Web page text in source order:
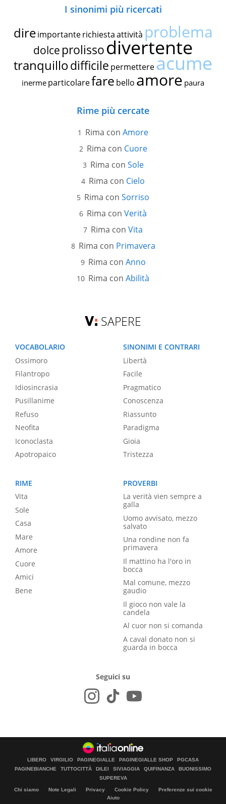
I sinonimi più ricercati
dire importante richiestaattività problema
dolce prolissodivertente
tranquillodifficile permettereacume
inerme particolarefare bello amore paura
Rime più cercate
Rima con Amore
Rima con Cuore
Rima con Sole
Rima con Cielo
Rima con Sorriso
Rima con Verità
Rima con Vita
Rima con Primavera
Rima con Anno
Rima con Abilità
SAPERE
VOCABOLARIO
Ossimoro
Filantropo
Idiosincrasia
Pusillanime
Refuso
Neofita
Iconoclasta
Apotropaico
SINONIMI E CONTRARI
Libertà
Facile
Pragmatico
Conoscenza
Riassunto
Paradigma
Gioia
Tristezza
RIME
Vita
Sole
Casa
Mare
Amore
Cuore
Amici
Bene
PROVERBI
La verità vien sempre a
galla
Uomo avvisato, mezzo
salvato
Una rondine non fa
primavera
Il mattino ha l'oro in
bocca
Mal comune, mezzo
gaudio
Il gioco non vale la
candela
Al cuor non si comanda
A caval donato non si
guarda in bocca
Seguici su
LIBERO VIRGILIO PAGINEGIALLE PAGINEGIALLE SHOP
PGCASA
PAGINEBIANCHE
TUTTOCITTÀ DILEI SIVIAGGIA QUIFINANZA
BUONISSIMO
SUPEREVA
Chi siamo Note Legali Privacy Cookie Policy
Preferenze sui cookie
Aiuto